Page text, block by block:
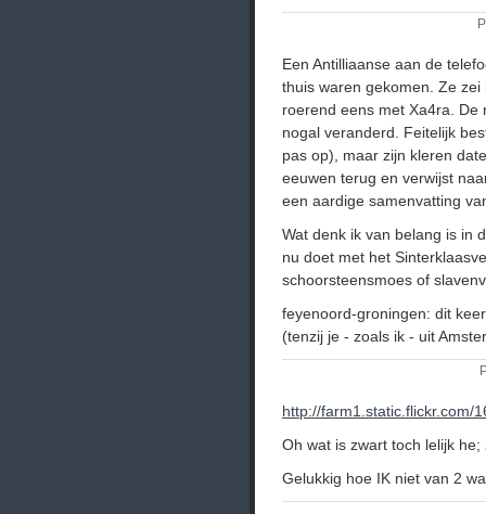
Een Antilliaanse aan de
thuis waren gekomen. Ze
roerend eens met Xa4ra. De
nogal veranderd. Feitelijk
pas op), maar zijn kleren
eeuwen terug en verwijst
een aardige samenvatting
Wat denk ik van belang is in
nu doet met het
schoorsteensmoes of
feyenoord-groningen: dit
(tenzij je - zoals ik - uit
http://farm1.static.flickr.com/
Oh wat is zwart toch lelijk
Gelukkig hoe IK niet van 2